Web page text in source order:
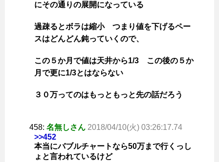
にその通りの展開になっている
過疎るとボラは縮小 つまり値を下げるペー
スはどんどん鈍っていくので、
この５か月で値は天井から1/3 この後の５か
月で更に1/3とはならない
３０万ってのはもっともっと先の話だろう
458: 名無しさん 2018/04/10(火) 03:26:17.74
>>452
本当にバブルチャートなら50万まで行くっし
ょと言われているけど